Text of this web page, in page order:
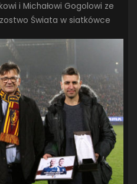
i Michałowi Gogolowi ze
Świata w siatkówce